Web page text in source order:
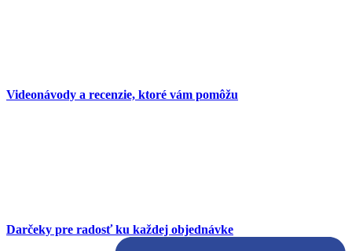
Videonávody a recenzie, ktoré vám pomôžu
Darčeky pre radosť ku každej objednávke